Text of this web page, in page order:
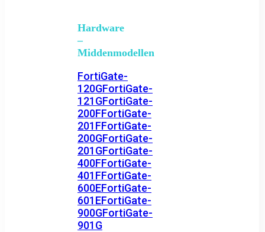
Hardware
–
Middenmodellen
FortiGate-
120GFortiGate-
121GFortiGate-
200FFortiGate-
201FFortiGate-
200GFortiGate-
201GFortiGate-
400FFortiGate-
401FFortiGate-
600EFortiGate-
601EFortiGate-
900GFortiGate-
901G